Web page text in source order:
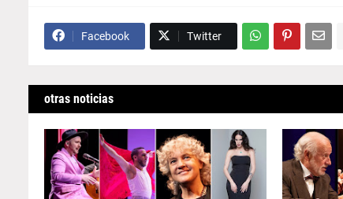
Facebook Twitter
otras noticias